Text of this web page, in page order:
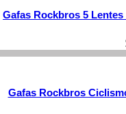
Gafas Rockbros 5
Gafas Rockbros